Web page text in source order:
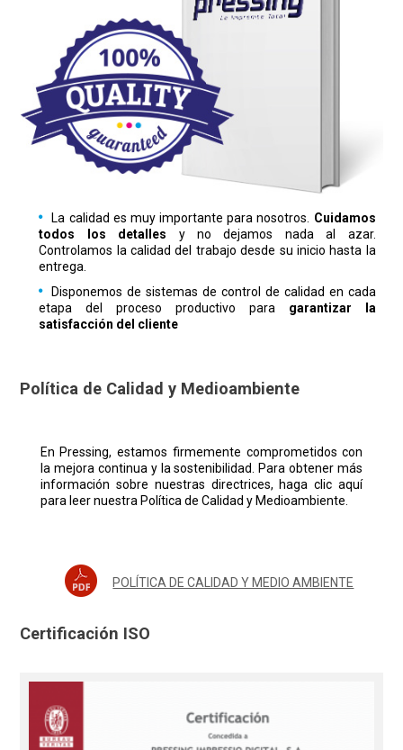
La calidad es muy importante para nosotros. Cuidamos
todos los detalles y no dejamos nada al azar.
Controlamos la calidad del trabajo desde su inicio hasta la
entrega.
Disponemos de sistemas de control de calidad en cada
etapa del proceso productivo para garantizar la
satisfacción del cliente
Política de Calidad y Medioambiente
En Pressing, estamos firmemente comprometidos con
la mejora continua y la sostenibilidad. Para obtener más
información sobre nuestras directrices, haga clic aquí
para leer nuestra Política de Calidad y Medioambiente.
POLÍTICA DE CALIDAD Y MEDIO AMBIENTE
Certificación ISO